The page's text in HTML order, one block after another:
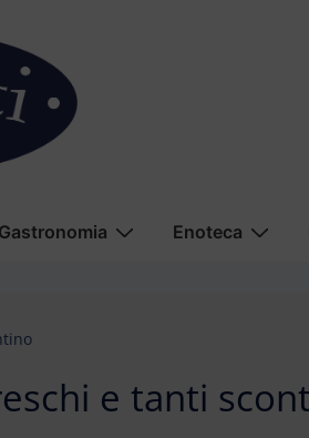
Gastronomia Enoteca
e tanti